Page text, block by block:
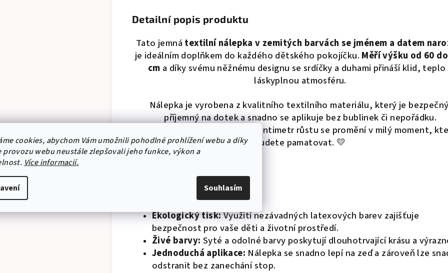
cookies, abychom Vám umožnili pohodlné prohlížení webu a díky
provozu webu neustále zlepšovali jeho funkce, výkon a
Více informacií.
Souhlasím
Detailní popis produktu
Tato jemná textilní nálepka v zemitých barvách se jménem a datem
je ideálním doplňkem do každého dětského pokojíčku. Měří výšku od 60
cm a díky svému něžnému designu se srdíčky a duhami přináší klid, teplo
láskyplnou atmosféru.
Nálepka je vyrobena z kvalitního textilního materiálu, který je
příjemný na dotek a snadno se aplikuje bez bublinek či nepořádku.
Stačí nalepit na zeď a každý centimetr růstu se promění v milý moment,
budete pamatovat. 💛
Klíčové vlastnosti:
Ekologický tisk:Využití nezávadných latexových barev zajišťuje
bezpečnost pro vaše děti a životní prostředí.
Živé barvy: Syté a odolné barvy poskytují dlouhotrvající krásu a
Jednoduchá aplikace: Nálepka se snadno lepí na zeď a zároveň lze
odstranit bez zanechání stop.